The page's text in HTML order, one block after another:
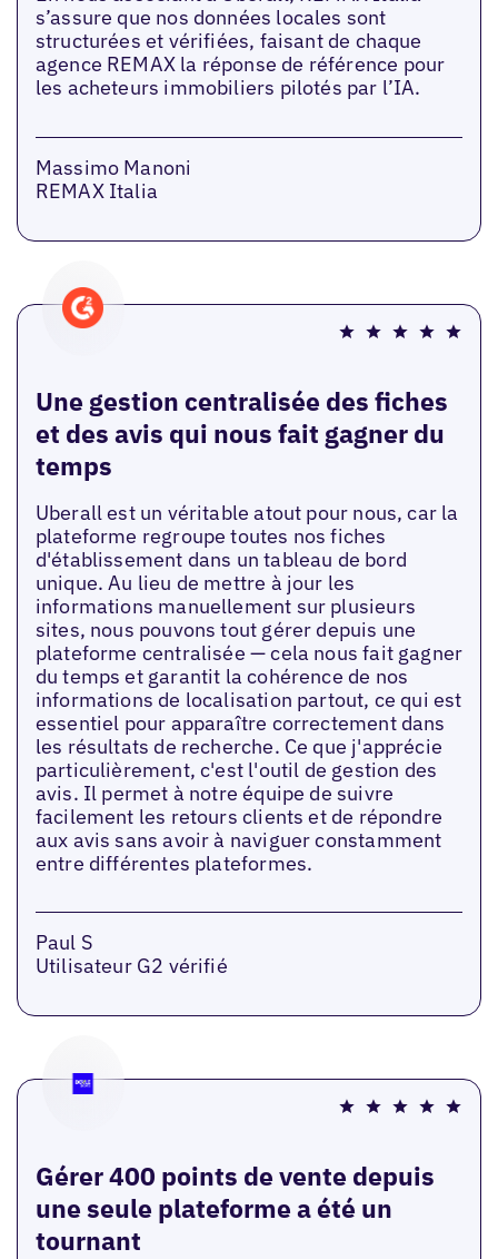
s’assure que nos données locales sont
structurées et vérifiées, faisant de chaque
agence REMAX la réponse de référence pour
les acheteurs immobiliers pilotés par l’IA.
Massimo Manoni
REMAX Italia
Une gestion centralisée des fiches
et des avis qui nous fait gagner du
temps
Uberall est un véritable atout pour nous, car la
plateforme regroupe toutes nos fiches
d'établissement dans un tableau de bord
unique. Au lieu de mettre à jour les
informations manuellement sur plusieurs
sites, nous pouvons tout gérer depuis une
plateforme centralisée — cela nous fait gagner
du temps et garantit la cohérence de nos
informations de localisation partout, ce qui est
essentiel pour apparaître correctement dans
les résultats de recherche. Ce que j'apprécie
particulièrement, c'est l'outil de gestion des
avis. Il permet à notre équipe de suivre
facilement les retours clients et de répondre
aux avis sans avoir à naviguer constamment
entre différentes plateformes.
Paul S
Utilisateur G2 vérifié
Gérer 400 points de vente depuis
une seule plateforme a été un
tournant